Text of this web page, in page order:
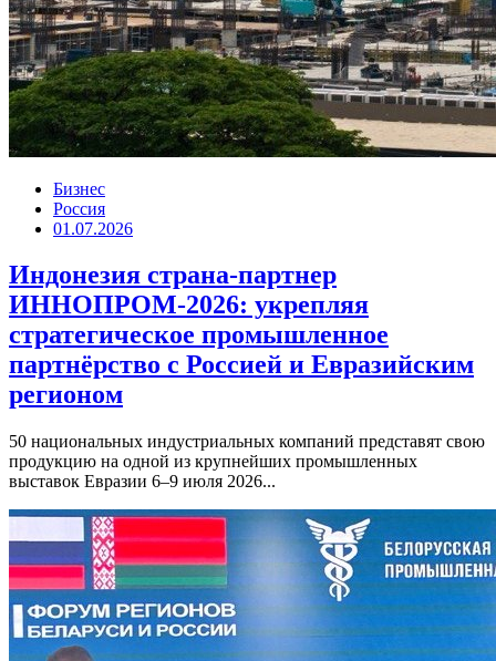
Бизнес
Россия
01.07.2026
Индонезия страна-партнер
ИННОПРОМ-2026: укрепляя
стратегическое промышленное
партнёрство с Россией и Евразийским
регионом
50 национальных индустриальных компаний представят свою
продукцию на одной из крупнейших промышленных
выставок Евразии 6–9 июля 2026...